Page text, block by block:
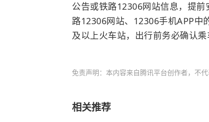
公告或铁路12306网站信息，提
路12306网站、12306手机APP中
及以上火车站，出行前务必确认
免责声明：本内容来自腾讯平台创作者，不
相关推荐